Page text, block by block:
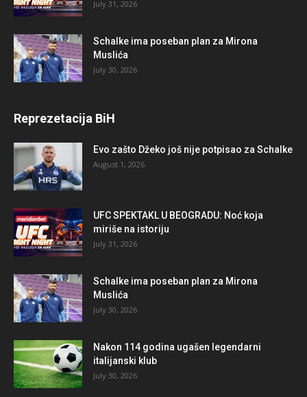
July 31, 2026
Schalke ima poseban plan za Mirona
Muslića
July 30, 2026
Reprezetacija BiH
Evo zašto Džeko još nije potpisao za Schalke
August 1, 2026
UFC SPEKTAKL U BEOGRADU: Noć koja
miriše na istoriju
July 31, 2026
Schalke ima poseban plan za Mirona
Muslića
July 30, 2026
Nakon 114 godina ugašen legendarni
italijanski klub
July 30, 2026